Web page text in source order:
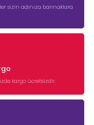
sizin adınıza barınaklara
kargo ücretsizdir.